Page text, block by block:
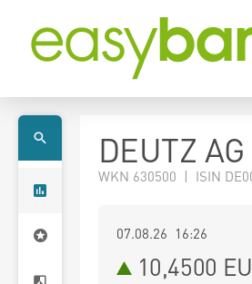
DEUTZ
WKN 630500 | ISIN
07.08.26 16:26
10,4500